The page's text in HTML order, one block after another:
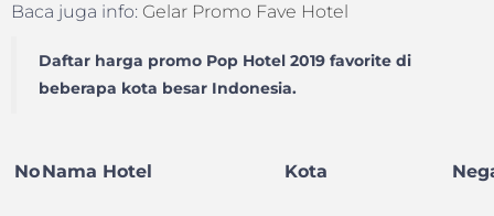
Baca juga info: Gelar Promo Fave Hotel
Daftar harga promo Pop Hotel 2019 favorite di
beberapa kota besar Indonesia.
NoNama Hotel Kota